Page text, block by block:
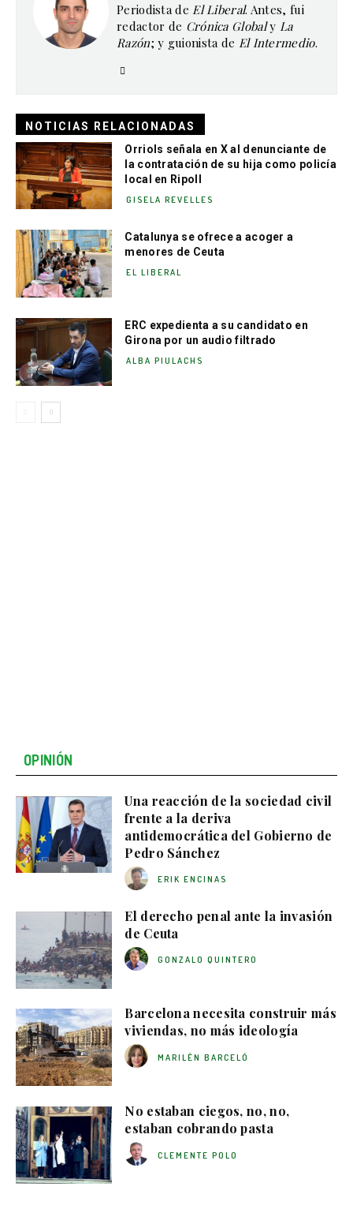
Periodista de El Liberal. Antes, fui
redactor de Crónica Globaly La
Razón; y guionista de El Intermedio.
NOTICIAS RELACIONADAS
Orriols señala en X al denunciante de
la contratación de su hija como policía
local en Ripoll
GISELA REVELLES
Catalunya se ofrece a acoger a
menores de Ceuta
EL LIBERAL
ERC expedienta a su candidato en
Girona por un audio filtrado
ALBA PIULACHS
OPINIÓN
Una reacción de la sociedad civil
frente a la deriva
antidemocrática del Gobierno de
Pedro Sánchez
ERIK ENCINAS
El derecho penal ante la invasión
de Ceuta
GONZALO QUINTERO
Barcelona necesita construir más
viviendas, no más ideología
MARILÉN BARCELÓ
No estaban ciegos, no, no,
estaban cobrando pasta
CLEMENTE POLO